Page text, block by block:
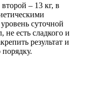
– 13 кг, в
суточной
не есть сладкого и
результат и